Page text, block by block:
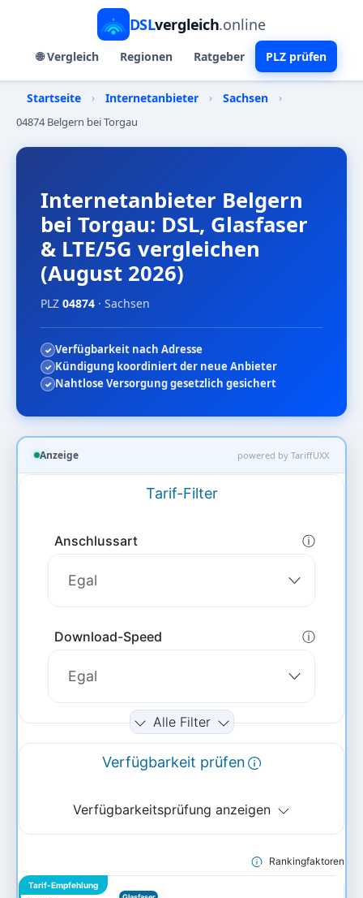
DSLvergleich.online
🌐 Vergleich Regionen Ratgeber PLZ prüfen
Startseite › Internetanbieter › Sachsen
›
04874 Belgern bei Torgau
Internetanbieter Belgern
bei Torgau: DSL, Glasfaser
& LTE/5G vergleichen
(August 2026)
PLZ 04874 · Sachsen
Verfügbarkeit nach Adresse
Kündigung koordiniert der neue Anbieter
Nahtlose Versorgung gesetzlich gesichert
Anzeige powered by TariffUXX